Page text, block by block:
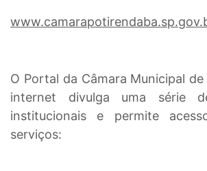
O Portal da Câmara Municipal
internet divulga uma série
institucionais e permite
serviços: